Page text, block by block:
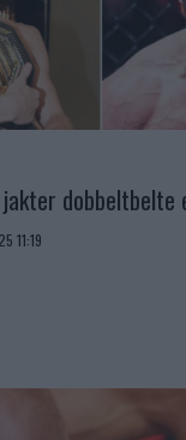
dobbeltbelte
11:19